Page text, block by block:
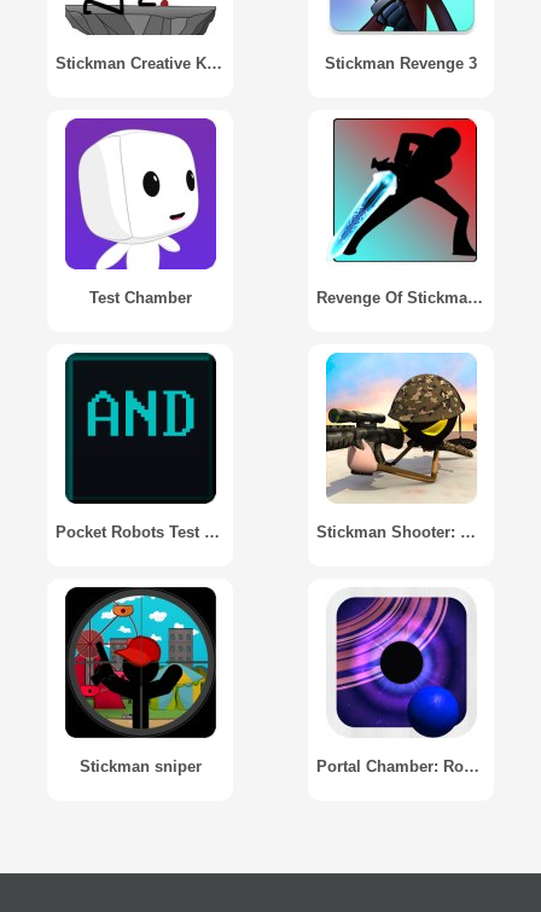
Stickman Creative Killer Stickman Revenge 3
Test Chamber Revenge Of Stickman Warriors
Pocket Robots Test Chamber Stickman Shooter: Modern Warrior
Stickman sniper Portal Chamber: Roguelike